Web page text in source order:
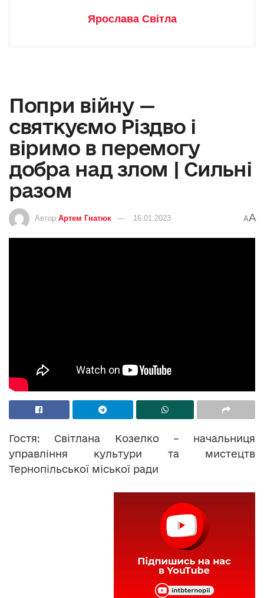
Ярослава Світла
Попри війну —
святкуємо Різдво і
віримо в перемогу
добра над злом | Сильні
разом
Автор Артем Гнатюк 16.01.2023 AA
Гостя: Світлана Козелко – начальниця
управління культури та мистецтв
Тернопільської міської ради